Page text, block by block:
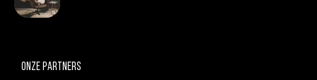
onze partners